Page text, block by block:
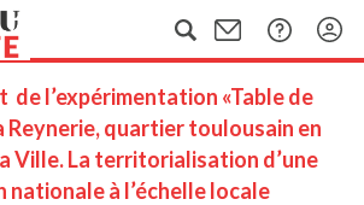
de l’expérimentation «Table de
Reynerie, quartier toulousain en
Ville. La territorialisation d’une
nationale à l’échelle locale